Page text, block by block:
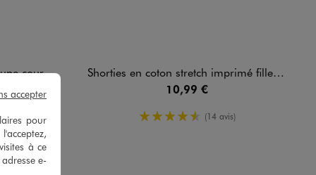
fille - Stitch
Shorties en coton stretch imprimé fille - Stitch (lot de 3)
10,99 €
4.5/5 de moyenne
(14 avis)
pour
à ce
e-
accepter